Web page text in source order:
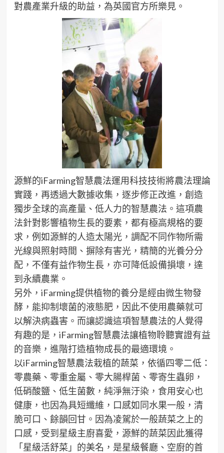
對農產業升級的助益，為英國官方所樂見。
源鮮的iFarming智慧農法運用科技技術將農法理論
實踐，再透過大數據收集，逐步修正改進，創造
獨步全球的高產量、低人力的智慧農法。這項農
法針對影響植物生長的要素，都有極高規格的要
求，例如源鮮的人造太陽光，調配不同作物所需
光線與照射時間、摒除有害光，精簡的光養分分
配，不僅有益作物生長，亦可降低設備損壞，達
到永續農業。
另外，iFarming提供植物的養分是經由微生物發
酵，能抑制壞菌的液態肥，因此不使用農藥就可
以解決病蟲害。而讓認識這項智慧農法的人覺得
有趣的是，iFarming智慧農法讓植物聆聽實證有益
的音樂，進階打造植物成長的最適環境。
以iFarming智慧農法栽植的蔬菜，依循四零二低：
零農藥、零重金屬、零大腸桿菌、零寄生蟲卵，
低硝酸鹽、低生菌數，純淨無汙染，食用安心也
健康，也因為具短纖維，口感如同水果一般，清
脆可口、餘韻回甘。因為凌駕於一般蔬菜之上的
口感，受到星級主廚喜愛，源鮮的蔬菜因此獲得
「星級活舒菜」的美名，是星級餐廳、空廚的首